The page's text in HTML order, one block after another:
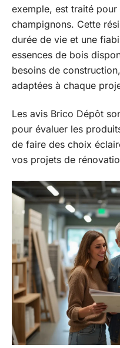
exemple, est traité
champignons. Cette
durée de vie et une
essences de bois
besoins de
adaptées à chaque
Les avis Brico Dépôt
pour évaluer les
de faire des choix
vos projets de